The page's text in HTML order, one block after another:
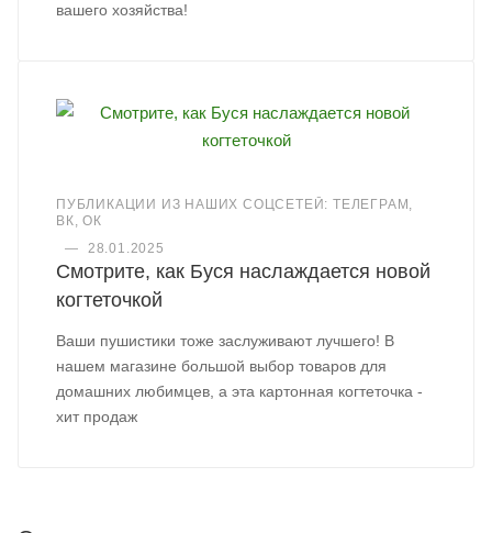
вашего хозяйства!
ПУБЛИКАЦИИ ИЗ НАШИХ СОЦСЕТЕЙ: ТЕЛЕГРАМ,
ВК, ОК
—
28.01.2025
Смотрите, как Буся наслаждается новой
когтеточкой
Ваши пушистики тоже заслуживают лучшего! В
нашем магазине большой выбор товаров для
домашних любимцев, а эта картонная когтеточка -
хит продаж